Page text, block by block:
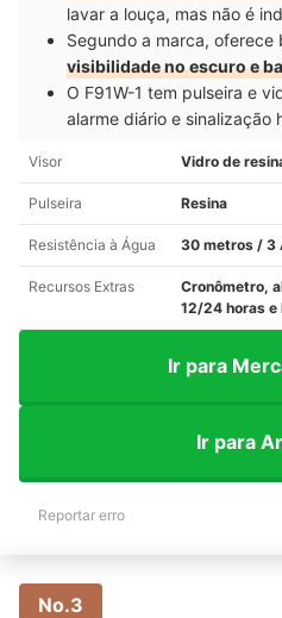
lavar a louça, mas não é
Segundo a marca, oferece
visibilidade no escuro e
O F91W-1 tem pulseira e
alarme diário e sinalização
Visor Vidro de
Pulseira Resina
Resistência à Água 30 metros / 3
Recursos Extras
Cronômetro,
12/24 horas e
Ir para
Ir para
Reportar erro
No.3